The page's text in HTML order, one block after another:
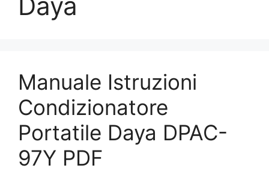
Manuale Istruzioni
Condizionatore
Portatile Daya DPAC-
97Y PDF